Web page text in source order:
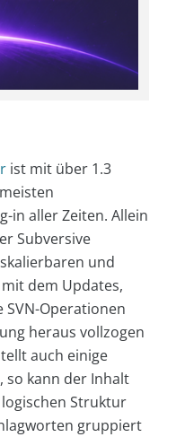
ist mit über 1.3
in aller Zeiten. Allein
Subversive
und
dem Updates,
Operationen
heraus vollzogen
auch einige
so kann der Inhalt
Struktur
gruppiert